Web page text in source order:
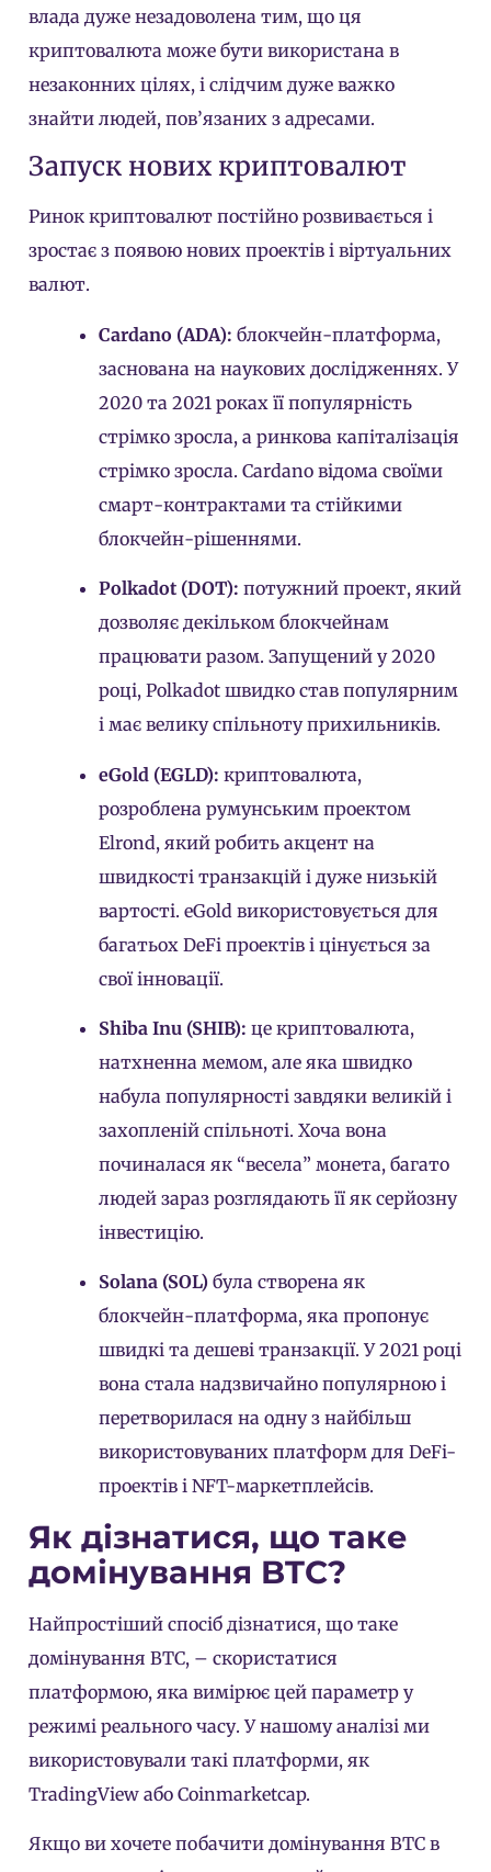
влада дуже незадоволена тим, що ця
криптовалюта може бути використана в
незаконних цілях, і слідчим дуже важко
знайти людей, пов’язаних з адресами.
Запуск нових криптовалют
Ринок криптовалют постійно розвивається і
зростає з появою нових проектів і віртуальних
валют.
Cardano (ADA): блокчейн-платформа,
заснована на наукових дослідженнях. У
2020 та 2021 роках її популярність
стрімко зросла, а ринкова капіталізація
стрімко зросла. Cardano відома своїми
смарт-контрактами та стійкими
блокчейн-рішеннями.
Polkadot (DOT): потужний проект, який
дозволяє декільком блокчейнам
працювати разом. Запущений у 2020
році, Polkadot швидко став популярним
і має велику спільноту прихильників.
eGold (EGLD): криптовалюта,
розроблена румунським проектом
Elrond, який робить акцент на
швидкості транзакцій і дуже низькій
вартості. eGold використовується для
багатьох DeFi проектів і цінується за
свої інновації.
Shiba Inu (SHIB): це криптовалюта,
натхненна мемом, але яка швидко
набула популярності завдяки великій і
захопленій спільноті. Хоча вона
починалася як “весела” монета, багато
людей зараз розглядають її як серйозну
інвестицію.
Solana (SOL) була створена як
блокчейн-платформа, яка пропонує
швидкі та дешеві транзакції. У 2021 році
вона стала надзвичайно популярною і
перетворилася на одну з найбільш
використовуваних платформ для DeFi-
проектів і NFT-маркетплейсів.
Як дізнатися, що таке
домінування BTC?
Найпростіший спосіб дізнатися, що таке
домінування BTC, – скористатися
платформою, яка вимірює цей параметр у
режимі реального часу. У нашому аналізі ми
використовували такі платформи, як
TradingView або Coinmarketcap.
Якщо ви хочете побачити домінування BTC в